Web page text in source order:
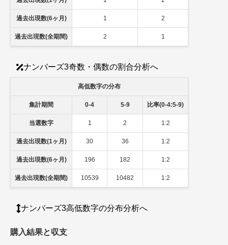
過去出現数(6ヶ月) 1 2
過去出現数(全期間) 2 1
ナンバーズ3奇数・偶数の割合分析へ
高低数字の分布
集計期間 0-4 5-9 比率(0-4:5-9)
当選数字 1 2 1:2
過去出現数(1ヶ月) 30 36 1:2
過去出現数(6ヶ月) 196 182 1:2
過去出現数(全期間) 10539 10482 1:2
ナンバーズ3高低数字の分布分析へ
購入結果と収支